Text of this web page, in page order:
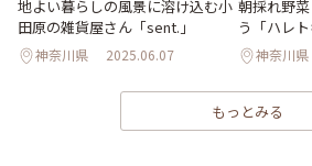
地よい暮らしの風景に溶け込む小
田原の雑貨屋さん「sent.」
神奈川県 2025.06.07
朝採れ野
う「ハレ
神奈川県
もっとみる